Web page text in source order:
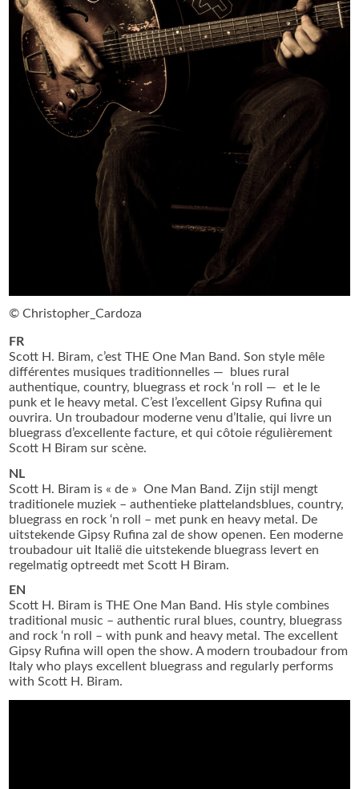
© Christopher_Cardoza
FR
Scott H. Biram, c’est THE One Man Band. Son style mêle
différentes musiques traditionnelles — blues rural
authentique, country, bluegrass et rock ‘n roll — et le le
punk et le heavy metal. C’est l’excellent Gipsy Rufina qui
ouvrira. Un troubadour moderne venu d’Italie, qui livre un
bluegrass d’excellente facture, et qui côtoie régulièrement
Scott H Biram sur scène.
NL
Scott H. Biram is « de » One Man Band. Zijn stijl mengt
traditionele muziek – authentieke plattelandsblues, country,
bluegrass en rock ‘n roll – met punk en heavy metal. De
uitstekende Gipsy Rufina zal de show openen. Een moderne
troubadour uit Italië die uitstekende bluegrass levert en
regelmatig optreedt met Scott H Biram.
EN
Scott H. Biram is THE One Man Band. His style combines
traditional music – authentic rural blues, country, bluegrass
and rock ‘n roll – with punk and heavy metal. The excellent
Gipsy Rufina will open the show. A modern troubadour from
Italy who plays excellent bluegrass and regularly performs
with Scott H. Biram.